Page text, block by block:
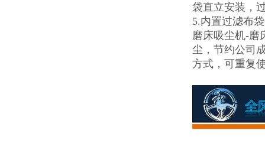
袋直立安装，
5.内置过滤布
磨床吸尘机-磨
尘，节约公司
方式，可重复